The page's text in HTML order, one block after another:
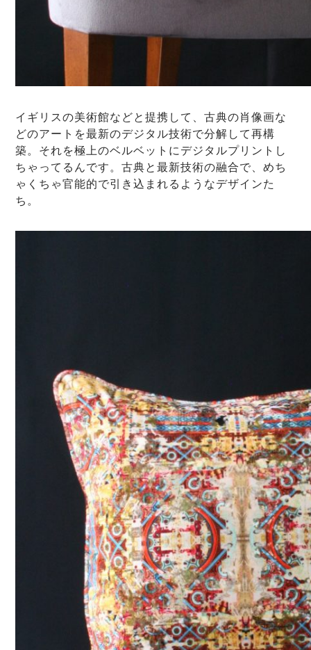
イギリスの美術館などと提携して、古典の肖像画な
どのアートを最新のデジタル技術で分解して再構
築。それを極上のベルベットにデジタルプリントし
ちゃってるんです。古典と最新技術の融合で、めち
ゃくちゃ官能的で引き込まれるようなデザインた
ち。